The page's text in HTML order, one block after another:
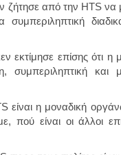
ζήτησε από την HTS να
εκτίμησε επίσης ότι η
συμπεριληπτική και
η μοναδική
πού είναι οι άλλοι